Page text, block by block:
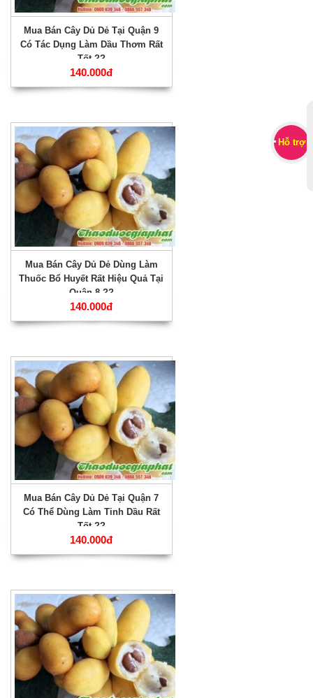
Mua Bán Cây Dủ Dẻ Tại Quận 9
Có Tác Dụng Làm Dầu Thơm Rất
Tốt ??
140.000đ
Mua Bán Cây Dủ Dẻ Dùng Làm
Thuốc Bổ Huyết Rất Hiệu Quả Tại
Quận 8 ??
140.000đ
Mua Bán Cây Dủ Dẻ Tại Quận 7
Có Thể Dùng Làm Tinh Dầu Rất
Tốt ??
140.000đ
Hỗ trợ